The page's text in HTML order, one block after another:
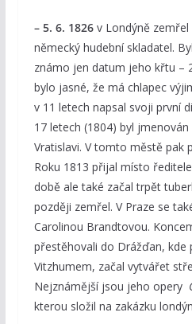
– 5. 6. 1826v Londýně zemřel
německý hudební skladatel.
známo jen datum jeho křtu –
bylo jasné, že má chlapec
v 11 letech napsal svoji první
17 letech (1804) byl
Vratislavi. V tomto městě pak
Roku 1813 přijal místo
době ale také začal trpět
později zemřel. V Praze se
Carolinou Brandtovou.
přestěhovali do Drážďan, kde
Vitzhumem, začal vytvářet
Nejznámější jsou jeho opery
kterou složil na zakázku